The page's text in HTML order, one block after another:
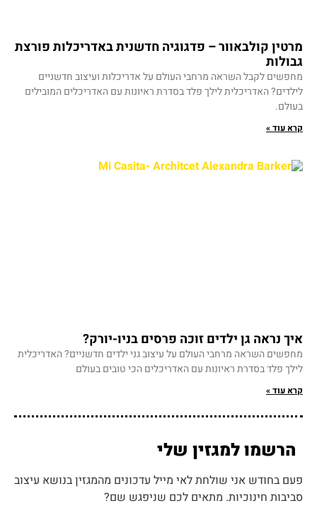
מרטין קולבאוור – פדגוגיה חדשנית באדריכלות פורצת
גבולות
מחפשים לקבל השראה מרחבי העולם על אדריכלות ועיצוב חדשניים
לילדים? האדריכלית לילך פלד בסדרת ראיונות עם האדריכלים המובילים
בעולם.
קרא עוד »
איך נראה גן ילדים זוכה פרסים בניו-יורק?
מחפשים השראה מרחבי העולם על עיצוב גני ילדים חדשניים? האדריכלית
לילך פלד בסדרת ראיונות עם האדריכלים הכי טובים בעולם
קרא עוד »
הרשמולמגזין שלי
פעם בחודש אני שולחת לאי מייל עדכונים מהמגזין בנושא עיצוב
סביבות חינוכיות. מתאים לכם שניפגש שם?